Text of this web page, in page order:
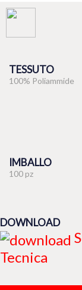
TESSUTO
100% Poliammide
IMBALLO
100 pz
DOWNLOAD
Tecnica